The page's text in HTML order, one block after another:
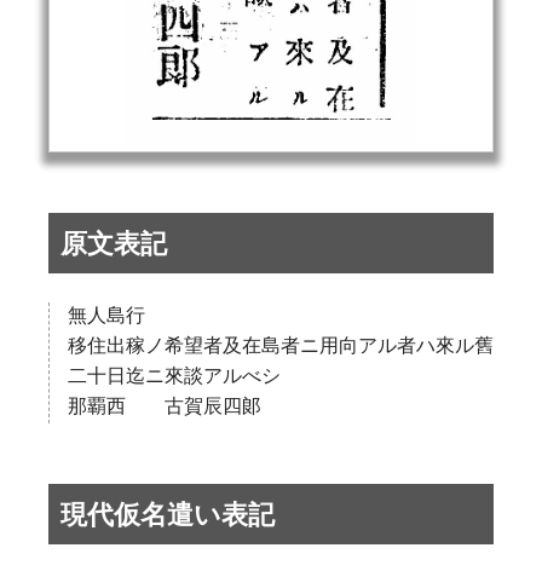
原文表記
無人島行
移住出稼ノ希望者及在島者ニ用向アル者ハ來ル舊
二十日迄ニ來談アルべシ
那覇西 古賀辰四郞
現代仮名遣い表記